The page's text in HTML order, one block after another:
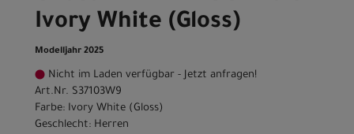
Ivory White (Gloss)
Modelljahr 2025
Nicht im Laden verfügbar - Jetzt anfragen!
Art.Nr. S37103W9
Farbe: Ivory White (Gloss)
Geschlecht: Herren